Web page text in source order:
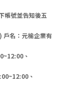
帳號並告知後五
戶名：元榆企業有
、
、